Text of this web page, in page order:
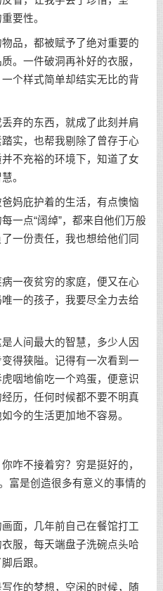
要性。
，都被赋予了绝对重要的
。一件破洞再补好的衣服，
个样式简单却结实无比的背
的东西，就成了此刻并肩
实，也帮我剔除了曾存于心
不充裕的环境下，知道了女
。
庇护着的生活，有点懊恼
一点“阔绰”，都来自他们万般
一份责任，我也想给他们同
夜贫穷的家庭，便又在心
一的孩子，我要尽全力去给
间最大的智慧，多少人因
得狭隘。记得有一次看到一
咽地偷吃一个鸡蛋，便意识
历，任何时候都不要不明真
今的生活更加地不容易。
不接着穷？穷是挺好的，
富是创造很多有意义的事情的
，几年前自己在餐馆打工
服，每天端盘子洗碗点头哈
后跟。
的梦想，空闲的时候，随